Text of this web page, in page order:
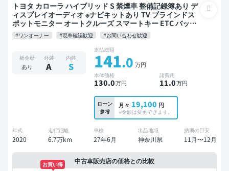
トヨタ カローラ ハイブリッド S 禁煙車 整備記録簿あり デ
ィスプレイオーディオ ※ナビキットあり TV ブラインドス
ポットモニター オートクルーズ スマートキー ETC バック
モニター 衝突軽減
#ワンオーナー #現車確認歓迎 #お問い合わせ歓迎
板金歴
あり
外装
A
内装
S
支払総額
141.0 万円
本体価格
130.0万円
諸費用
11.0万円
ローン
参考
月々 19,100 円
※金額は変更できます。
年式
2020
走行距離
6.7万km
車検
27年6月
出品地域
神奈川県
納期の目安
11月〜12月
中古車販売店の価格との比較
お買い得